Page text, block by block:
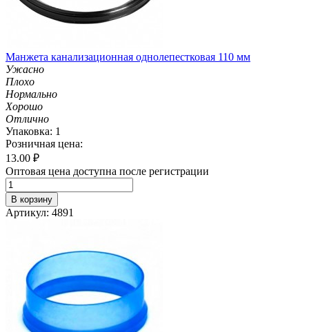
Манжета канализационная однолепестковая 110 мм
Ужасно
Плохо
Нормально
Хорошо
Отлично
Упаковка: 1
Розничная цена:
13.00 ₽
Оптовая цена доступна после регистрации
В корзину
Артикул: 4891